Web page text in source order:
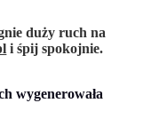
duży ruch na
i śpij spokojnie.
wygenerowała